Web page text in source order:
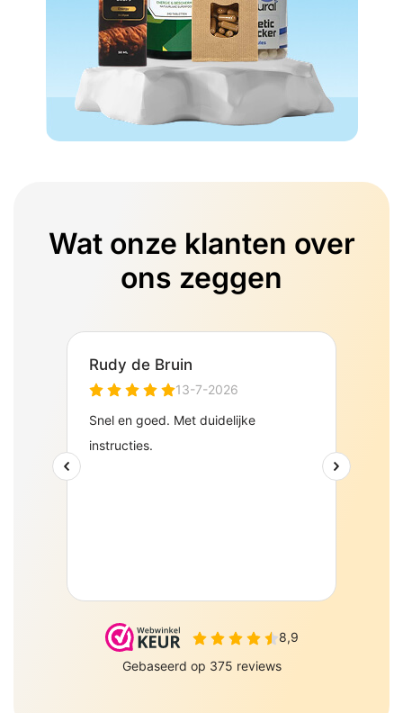
Wat onze klanten over
ons zeggen
PePePe BV Sulky 6 J